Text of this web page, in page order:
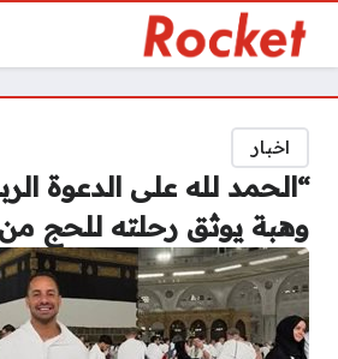
اخبار
“الحمد لله على الدعوة
وهبة يوثق رحلته للحج من